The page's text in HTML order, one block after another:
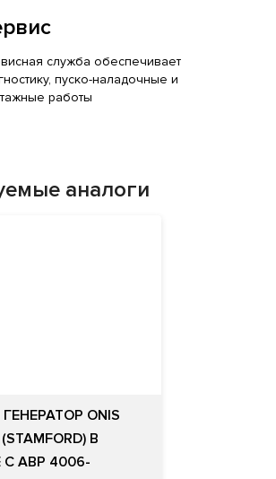
служба обеспечивает
пуско-наладочные и
работы
аналоги
ONIS
В
АВР 4006-